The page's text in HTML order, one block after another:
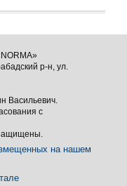
р-н, ул.
Васильевич.
с
на нашем